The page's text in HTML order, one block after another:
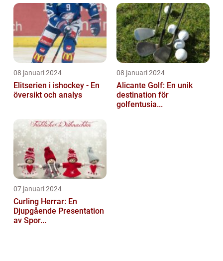
08 januari 2024
Elitserien i ishockey - En
översikt och analys
08 januari 2024
Alicante Golf: En unik
destination för
golfentusia...
07 januari 2024
Curling Herrar: En
Djupgående Presentation
av Spor...